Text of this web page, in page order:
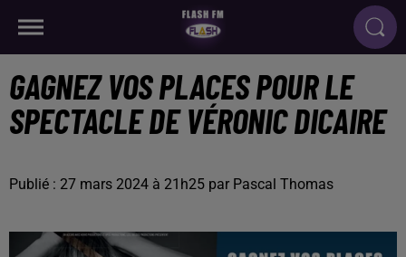
GAGNEZ VOS PLACES POUR LE
SPECTACLE DE VÉRONIC DICAIRE
Publié : 27 mars 2024 à 21h25 par Pascal Thomas